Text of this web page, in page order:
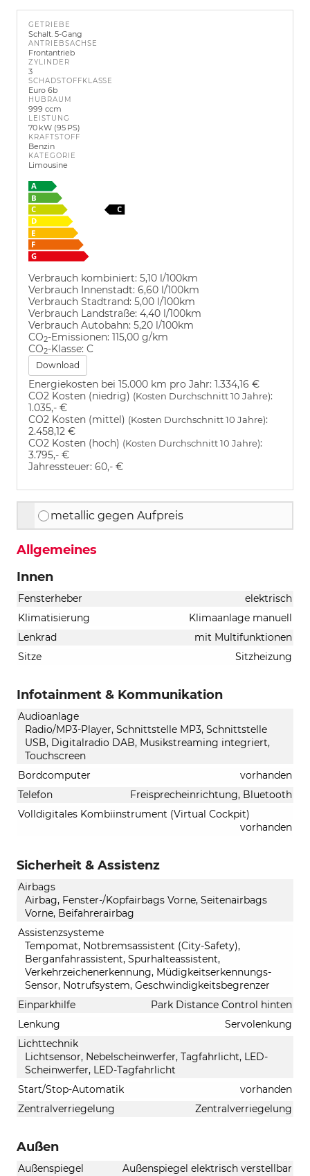
GETRIEBE
Schalt. 5-Gang
ANTRIEBSACHSE
Frontantrieb
ZYLINDER
3
SCHADSTOFFKLASSE
Euro 6b
HUBRAUM
999 ccm
LEISTUNG
70 kW (95 PS)
KRAFTSTOFF
Benzin
KATEGORIE
Limousine
Verbrauch kombiniert: 5,10 l/100km
Verbrauch Innenstadt: 6,60 l/100km
Verbrauch Stadtrand: 5,00 l/100km
Verbrauch Landstraße: 4,40 l/100km
Verbrauch Autobahn: 5,20 l/100km
CO2-Emissionen: 115,00 g/km
CO2-Klasse: C
Download
Energiekosten bei 15.000 km pro Jahr: 1.334,16 €
CO2 Kosten (niedrig) (Kosten Durchschnitt 10 Jahre):
1.035,- €
CO2 Kosten (mittel) (Kosten Durchschnitt 10 Jahre):
2.458,12 €
CO2 Kosten (hoch) (Kosten Durchschnitt 10 Jahre):
3.795,- €
Jahressteuer: 60,- €
metallic gegen Aufpreis
Allgemeines
Innen
Fensterheber
elektrisch
Klimatisierung
Klimaanlage manuell
Lenkrad
mit Multifunktionen
Sitze
Sitzheizung
Infotainment & Kommunikation
Audioanlage
Radio/MP3-Player, Schnittstelle MP3, Schnittstelle
USB, Digitalradio DAB, Musikstreaming integriert,
Touchscreen
Bordcomputer
vorhanden
Telefon
Freisprecheinrichtung, Bluetooth
Volldigitales Kombiinstrument (Virtual Cockpit)
vorhanden
Sicherheit & Assistenz
Airbags
Airbag, Fenster-/Kopfairbags Vorne, Seitenairbags
Vorne, Beifahrerairbag
Assistenzsysteme
Tempomat, Notbremsassistent (City-Safety),
Berganfahrassistent, Spurhalteassistent,
Verkehrzeichenerkennung, Müdigkeitserkennungs-
Sensor, Notrufsystem, Geschwindigkeitsbegrenzer
Einparkhilfe
Park Distance Control hinten
Lenkung
Servolenkung
Lichttechnik
Lichtsensor, Nebelscheinwerfer, Tagfahrlicht, LED-
Scheinwerfer, LED-Tagfahrlicht
Start/Stop-Automatik
vorhanden
Zentralverriegelung
Zentralverriegelung
Außen
Außenspiegel Außenspiegel elektrisch verstellbar